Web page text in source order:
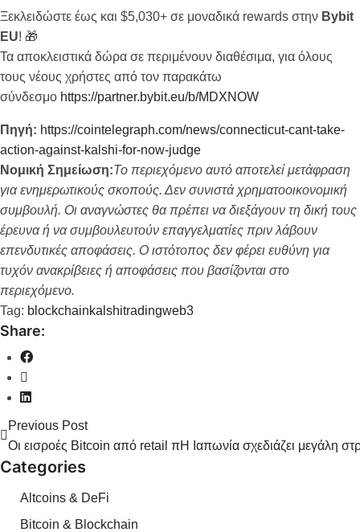
Ξεκλειδώστε έως και $5,030+ σε μοναδικά rewards στην Bybit
EU! 🎁
Τα αποκλειστικά δώρα σε περιμένουν διαθέσιμα, για όλους
τους νέους χρήστες από τον παρακάτω
σύνδεσμο https://partner.bybit.eu/b/MDXNOW
Πηγή: https://cointelegraph.com/news/connecticut-cant-take-
action-against-kalshi-for-now-judge
Νομική Σημείωση:Το περιεχόμενο αυτό αποτελεί μετάφραση
για ενημερωτικούς σκοπούς. Δεν συνιστά χρηματοοικονομική
συμβουλή. Οι αναγνώστες θα πρέπει να διεξάγουν τη δική τους
έρευνα ή να συμβουλευτούν επαγγελματίες πριν λάβουν
επενδυτικές αποφάσεις. Ο ιστότοπος δεν φέρει ευθύνη για
τυχόν ανακρίβειες ή αποφάσεις που βασίζονται στο
περιεχόμενο.
Tag: blockchainkalshitradingweb3
Share:
Previous Post
Οι εισροές Bitcoin από retail προς Binance «καταρρέουν» σε
Η Ιαπωνία σχεδιάζει μεγάλη
Categories
Altcoins & DeFi
Bitcoin & Blockchain